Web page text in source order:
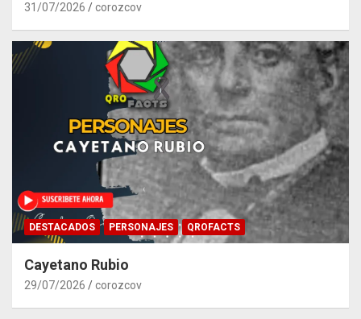
31/07/2026 corozcov
DESTACADOS PERSONAJES QROFACTS
Cayetano Rubio
29/07/2026 corozcov